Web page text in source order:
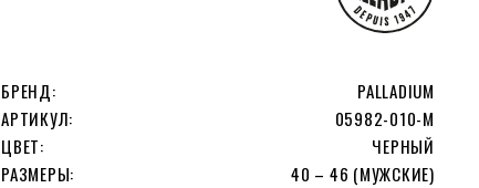
БРЕНД:
PALLADIUM
АРТИКУЛ:
05982-010-M
ЦВЕТ:
ЧЕРНЫЙ
РАЗМЕРЫ:
40 – 46 (МУЖСКИЕ)